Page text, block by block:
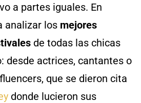
a partes iguales. En
analizar los mejores
de todas las chicas
desde actrices, cantantes o
que se dieron cita
donde lucieron sus